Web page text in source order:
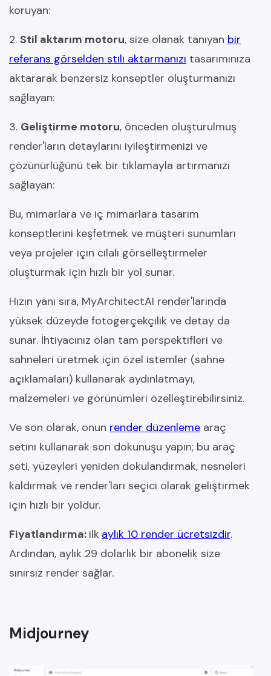
koruyan:
2. Stil aktarım motoru, size olanak tanıyan bir
referans görselden stili aktarmanızı tasarımınıza
aktararak benzersiz konseptler oluşturmanızı
sağlayan:
3. Geliştirme motoru, önceden oluşturulmuş
render'ların detaylarını iyileştirmenizi ve
çözünürlüğünü tek bir tıklamayla artırmanızı
sağlayan:
Bu, mimarlara ve iç mimarlara tasarım
konseptlerini keşfetmek ve müşteri sunumları
veya projeler için cilalı görselleştirmeler
oluşturmak için hızlı bir yol sunar.
Hızın yanı sıra, MyArchitectAI render'larında
yüksek düzeyde fotogerçekçilik ve detay da
sunar. İhtiyacınız olan tam perspektifleri ve
sahneleri üretmek için özel istemler (sahne
açıklamaları) kullanarak aydınlatmayı,
malzemeleri ve görünümleri özelleştirebilirsiniz.
Ve son olarak, onun render düzenleme araç
setini kullanarak son dokunuşu yapın; bu araç
seti, yüzeyleri yeniden dokulandırmak, nesneleri
kaldırmak ve render'ları seçici olarak geliştirmek
için hızlı bir yoldur.
Fiyatlandırma: ilk aylık 10 render ücretsizdir.
Ardından, aylık 29 dolarlık bir abonelik size
sınırsız render sağlar.
Midjourney